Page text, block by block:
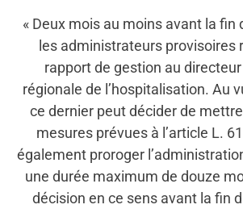
« Deux mois au moins avant la fin
les administrateurs provisoires
rapport de gestion au directeur
régionale de l’hospitalisation. Au
ce dernier peut décider de
mesures prévues à l’article L.
également proroger
une durée maximum de douze
décision en ce sens avant la fin